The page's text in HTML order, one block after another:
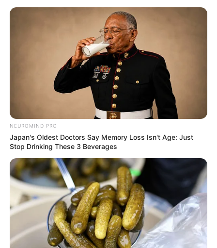
NEUROMIND PRO
Japan's Oldest Doctors Say Memory Loss Isn't Age: Just
Stop Drinking These 3 Beverages